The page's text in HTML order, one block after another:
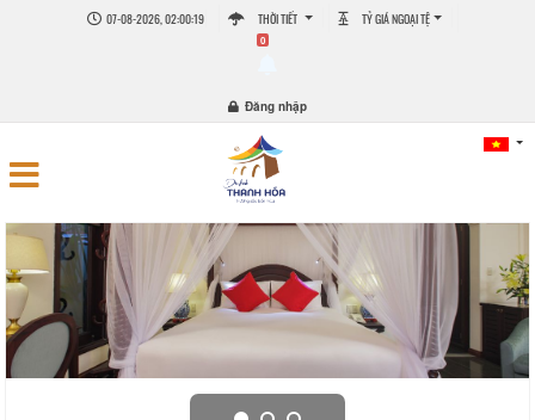
07-08-2026, 02:00:19 THỜI TIẾT TỶ GIÁ NGOẠI TỆ
0
Đăng nhập